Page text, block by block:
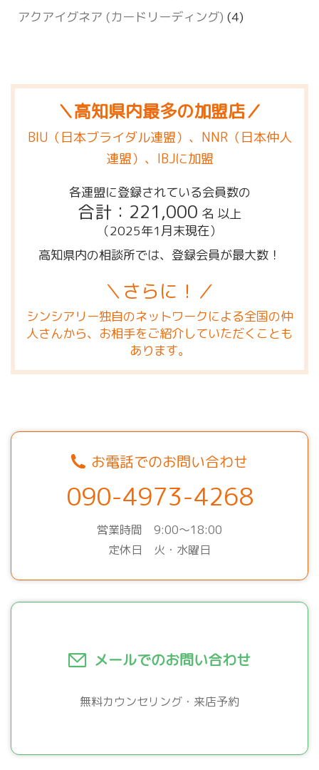
アクアイグネア (カードリーディング) (4)
＼高知県内最多の加盟店／
BIU（日本ブライダル連盟）、NNR（日本仲人
連盟）、IBJに加盟
各連盟に登録されている会員数の
合計：221,000 名 以上
（2025年1月末現在）
高知県内の相談所では、登録会員が最大数！
＼さらに！／
シンシアリー独自のネットワークによる全国の仲
人さんから、お相手をご紹介していただくことも
あります。
お電話でのお問い合わせ
090-4973-4268
営業時間 9:00～18:00
定休日 火・水曜日
メールでのお問い合わせ
無料カウンセリング・来店予約